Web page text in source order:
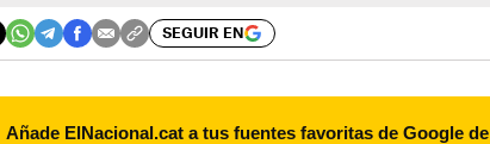
SEGUIR EN
Añade ElNacional.cat a tus fuentes favoritas de Google de